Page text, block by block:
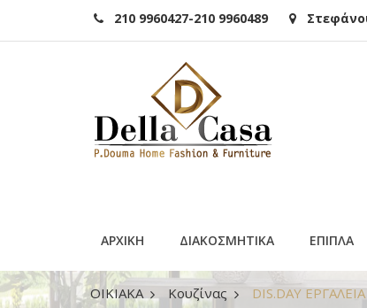
210 9960427-210 9960489
ΑΡΧΙΚΗ ΔΙΑΚΟΣΜΗΤΙΚΑ ΕΠΙΠΛΑ
ΟΙΚΙΑΚΑ Κουζίνας DIS.DAY